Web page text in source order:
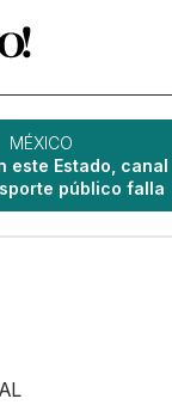
MÉXICO
este Estado,
público falla